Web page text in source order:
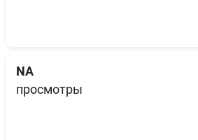
NA
просмотры